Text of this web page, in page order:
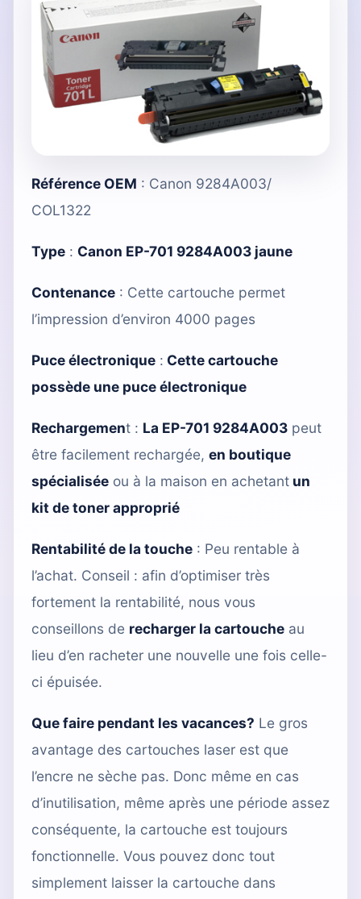
Référence OEM : Canon 9284A003/
COL1322
Type : Canon EP-701 9284A003 jaune
Contenance : Cette cartouche permet
l’impression d’environ 4000 pages
Puce électronique : Cette cartouche
possède une puce électronique
Rechargement : La EP-701 9284A003 peut
être facilement rechargée, en boutique
spécialisée ou à la maison en achetant un
kit de toner approprié
Rentabilité de la touche : Peu rentable à
l’achat. Conseil : afin d’optimiser très
fortement la rentabilité, nous vous
conseillons de recharger la cartouche au
lieu d’en racheter une nouvelle une fois celle-
ci épuisée.
Que faire pendant les vacances? Le gros
avantage des cartouches laser est que
l’encre ne sèche pas. Donc même en cas
d’inutilisation, même après une période assez
conséquente, la cartouche est toujours
fonctionnelle. Vous pouvez donc tout
simplement laisser la cartouche dans